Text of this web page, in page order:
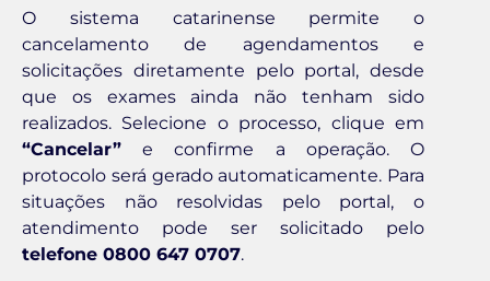
O sistema catarinense permite o
cancelamento de agendamentos e
solicitações diretamente pelo portal, desde
que os exames ainda não tenham sido
realizados. Selecione o processo, clique em
“Cancelar” e confirme a operação. O
protocolo será gerado automaticamente. Para
situações não resolvidas pelo portal, o
atendimento pode ser solicitado pelo
telefone 0800 647 0707.